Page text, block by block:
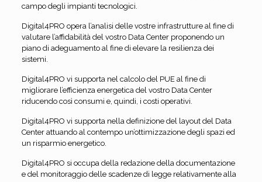
campo degli impianti tecnologici.
Digital4PRO opera l’analisi delle vostre infrastrutture al fine di
valutare l’affidabilità del vostro Data Center proponendo un
piano di adeguamento al fine di elevare la resilienza dei
sistemi.
Digital4PRO vi supporta nel calcolo del PUE al fine di
migliorare l’efficienza energetica del vostro Data Center
riducendo così consumi e, quindi, i costi operativi.
Digital4PRO vi supporta nella definizione del layout del Data
Center attuando al contempo un’ottimizzazione degli spazi ed
un risparmio energetico.
Digital4PRO si occupa della redazione della documentazione
e del monitoraggio delle scadenze di legge relativamente alla